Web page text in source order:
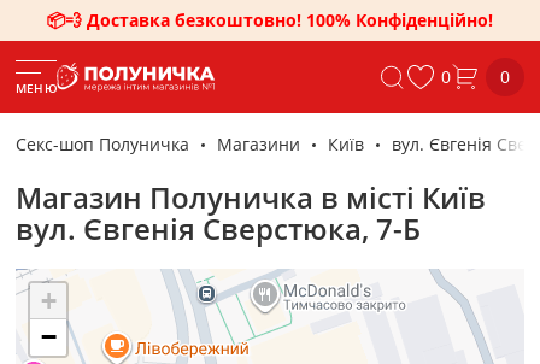
📦💨 Доставка безкоштовно! 100% Конфіденційно!
МЕНЮ 0 0
Секс-шоп Полуничка Магазини Київ вул. Євгенія
Магазин Полуничка в місті Київ
вул. Євгенія Сверстюка, 7-Б
+
−